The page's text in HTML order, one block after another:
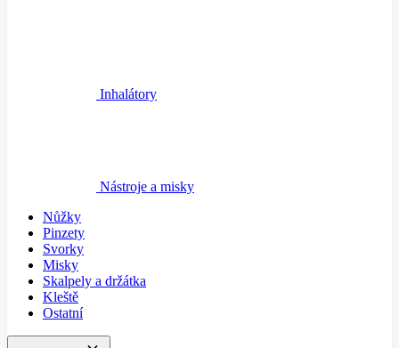
Inhalátory
Nástroje a misky
Nůžky
Pinzety
Svorky
Misky
Skalpely a držátka
Kleště
Ostatní